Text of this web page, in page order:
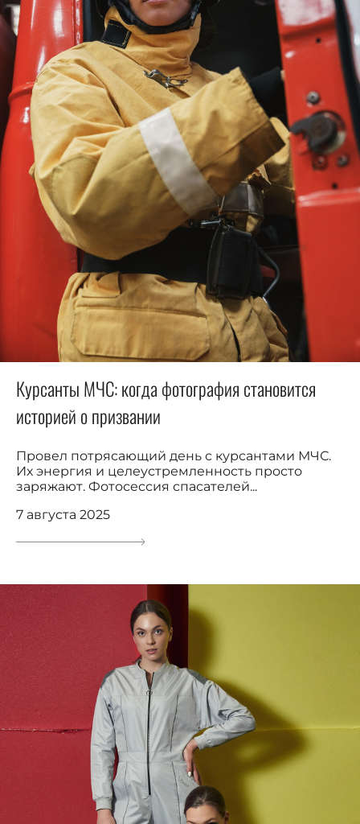
Курсанты МЧС: когда фотография становится
историей о призвании
Провел потрясающий день с курсантами МЧС.
Их энергия и целеустремленность просто
заряжают. Фотосессия спасателей...
7 августа 2025